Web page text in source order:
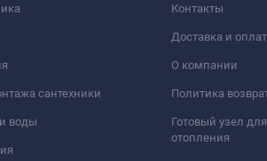
сантехники
воды
Контакты
Доставка и
О компании
Политика
Готовый узел
отопления